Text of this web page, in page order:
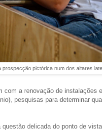
prospecção pictórica num dos altares
com a renovação de instalações
pesquisas para determinar
delicada do ponto de